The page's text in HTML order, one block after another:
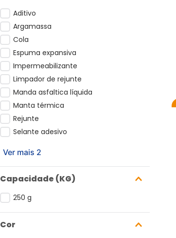
Aditivo
Argamassa
Cola
Espuma expansiva
Impermeabilizante
Limpador de rejunte
Manda asfaltica líquida
Manta térmica
Rejunte
Selante adesivo
Ver mais 2
Capacidade (KG)
250 g
Cor